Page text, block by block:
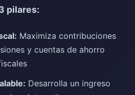
pilares:
Maximiza contribuciones
y cuentas de ahorro
Desarrolla un ingreso